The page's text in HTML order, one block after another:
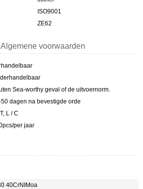
ISO9001
ZE62
voorwaarden
Sea-worthy geval of de uitvoernorm.
dagen na bevestigde orde
L / C
per jaar
40CrNIMoa